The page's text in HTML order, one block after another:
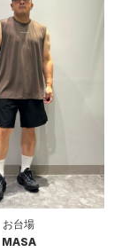
お台場
MASA